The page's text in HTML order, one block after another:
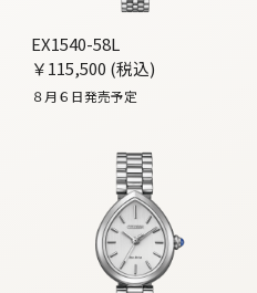
EX1540-58L
￥115,500 (税込)
８月６日発売予定